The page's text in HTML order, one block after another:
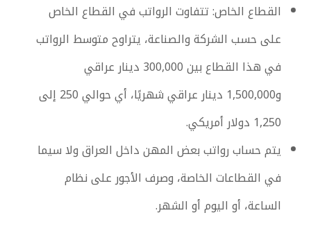
القطاع الخاص: تتفاوت الرواتب في القطاع الخاص
على حسب الشركة والصناعة، يتراوح متوسط الرواتب
في هذا القطاع بين 300,000 دينار عراقي
و1,500,000 دينار عراقي شهريًا، أي حوالي 250 إلى
1,250 دولار أمريكي.
يتم حساب رواتب بعض المهن داخل العراق ولا سيما
في القطاعات الخاصة، وصرف الأجور على نظام
الساعة، أو اليوم أو الشهر.